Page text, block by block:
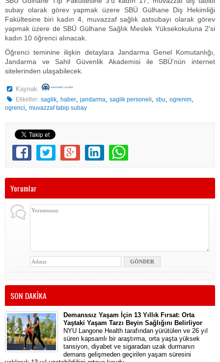
subay olarak görev yapmak üzere SBÜ Gülhane Diş Hekimliği
Fakültesine biri kadın 4, muvazzaf sağlık astsubayı olarak görev
yapmak üzere de SBÜ Gülhane Sağlık Meslek Yüksekokuluna 2'si
kadın 10 öğrenci alınacak.
Öğrenci teminine ilişkin detaylara Jandarma Genel Komutanlığı,
Jandarma ve Sahil Güvenlik Akademisi ile SBÜ'nün internet
sitelerinden ulaşabilecek.
Kaynak:
Etiketler: saglik,haber,jandarma,saglik personeli,sbu,ogrenim,
ogrenci, muvazzaf tabip subay
Yorumlar
SON DAKİKA
Demanssız Yaşam İçin 13 Yıllık Fırsat: Orta
Yaştaki Yaşam Tarzı Beyin Sağlığını Belirliyor
NYU Langone Health tarafından yürütülen ve 26 yıl
süren kapsamlı bir araştırma, orta yaşta yüksek
tansiyon, diyabet ve sigaradan uzak durmanın
demans gelişmeden geçirilen yaşam süresini